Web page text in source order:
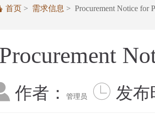
首页 > 需求信息 > Procurement Notice for
Procurement
作者： 管理员  发布